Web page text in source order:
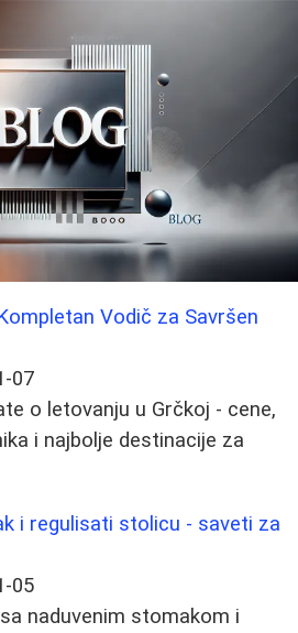
Vodič za Savršen
07
o letovanju u Grčkoj - cene,
i najbolje destinacije za
i regulisati stolicu - saveti za
05
naduvenim stomakom i